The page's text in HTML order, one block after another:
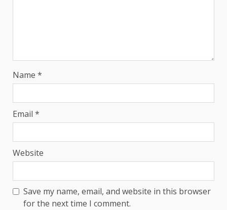
Name *
Email *
Website
Save my name, email, and website in this browser
for the next time I comment.